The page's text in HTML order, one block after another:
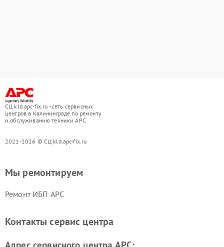
СЦ kld.apc-fix.ru - сеть сервисных
центров в Калининграде по ремонту
и обслуживанию техники APC
2021-2026 © СЦ kld.apc-fix.ru
Мы ремонтируем
Ремонт ИБП APC
Контакты сервис центра